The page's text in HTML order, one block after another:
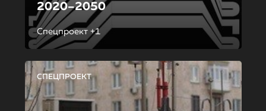
2020–2050
Спецпроект +1
СПЕЦПРОЕКТ